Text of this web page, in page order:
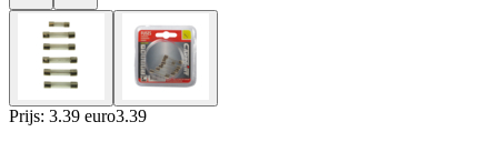
Prijs: 3.39 euro3.39